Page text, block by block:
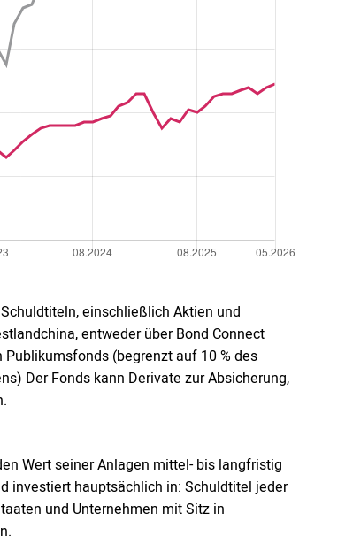
einschließlich Aktien und
entweder über Bond Connect
(begrenzt auf 10 % des
Der Fonds kann Derivate zur Absicherung,
Wert seiner Anlagen mittel- bis langfristig
investiert hauptsächlich in: Schuldtitel jeder
und Unternehmen mit Sitz in